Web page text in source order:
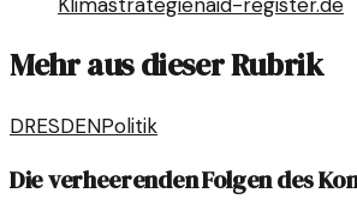
Mehr aus dieser Rubrik
DRESDENPolitik
Die verheerenden Folgen des